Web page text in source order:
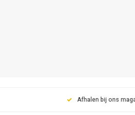
Afhalen bij ons